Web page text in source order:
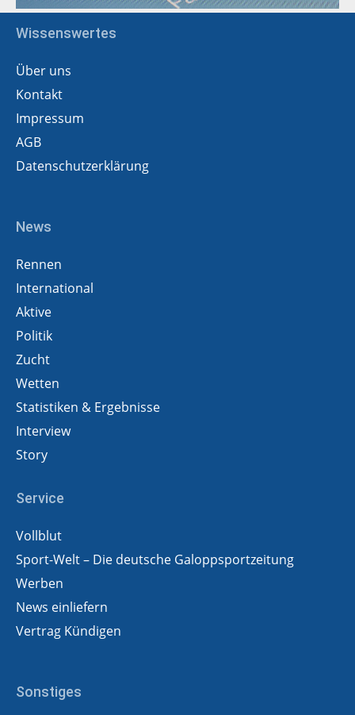
Wissenswertes
Über uns
Kontakt
Impressum
AGB
Datenschutzerklärung
News
Rennen
International
Aktive
Politik
Zucht
Wetten
Statistiken & Ergebnisse
Interview
Story
Service
Vollblut
Sport-Welt – Die deutsche Galoppsportzeitung
Werben
News einliefern
Vertrag Kündigen
Sonstiges